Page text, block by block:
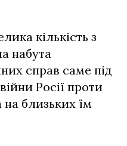
кількість з
набута
справ саме під
Росії проти
близьких їм